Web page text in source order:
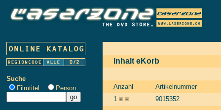
Suche
Filmtitel
Person
Inhalt eKorb
Anzahl
Artikelnummer
1
9015352